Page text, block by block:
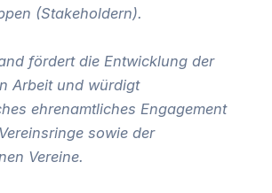
(Stakeholdern).
fördert die Entwicklung der
Arbeit und würdigt
ehrenamtliches Engagement
sowie der
Vereine.